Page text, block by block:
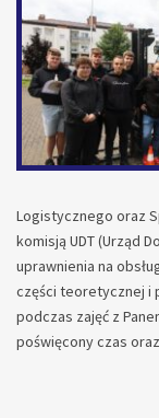
Logistycznego oraz
komisją UDT (Urząd
uprawnienia na
części teoretycznej i
podczas zajęć z
poświęcony czas